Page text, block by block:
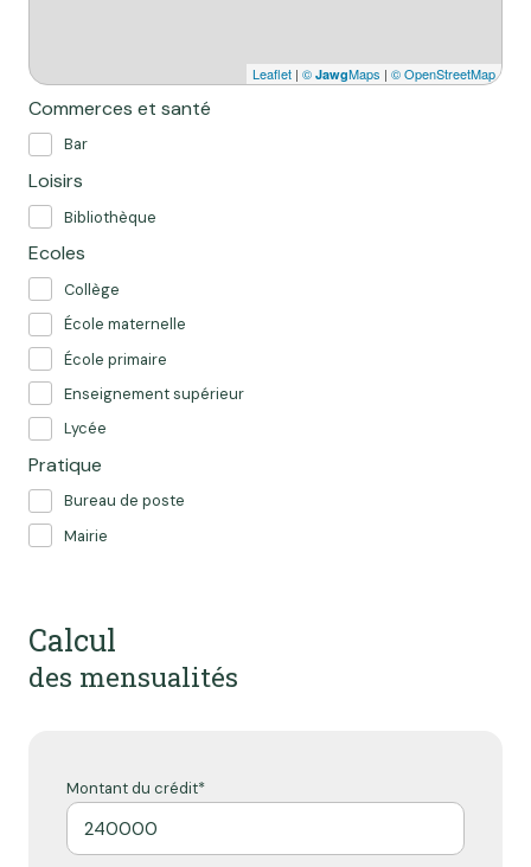
Leaflet | © JawgMaps | © OpenStreetMap
Commerces et santé
Bar
Loisirs
Bibliothèque
Ecoles
Collège
École maternelle
École primaire
Enseignement supérieur
Lycée
Pratique
Bureau de poste
Mairie
Calcul
des mensualités
Montant du crédit*